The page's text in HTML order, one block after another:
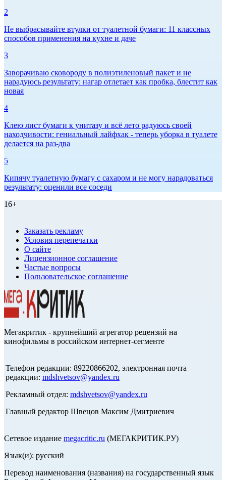
2
Не выбрасывайте втулки от туалетной бумаги: 11 классных
способов применения на кухне и даче
3
Заворачиваю сковороду в полиэтиленовый пакет и не
нарадуюсь результату: нагар отлетает как пробка, блестит как
новая
4
Клею лист бумаги к унитазу и всё лето радуюсь своей
находчивости: гениальный лайфхак - теперь уборка в туалете
делается на раз-два
5
Кипячу туалетную бумагу с сахаром и не могу нарадоваться
результату: оценили все соседи
16+
Заказать рекламу
Условия перепечатки
О сайте
Лицензионное соглашение
Частые вопросы
Пользовательское соглашение
Мегакритик - крупнейший агрегатор рецензий на
кинофильмы в российском интернет-сегменте
Телефон редакции: 89220866202, электронная почта
редакции: mdshvetsov@yandex.ru
Рекламный отдел: mdshvetsov@yandex.ru
Главный редактор Швецов Максим Дмитриевич
Сетевое издание megacritic.ru (МЕГАКРИТИК.РУ)
Язык(и): русский
Перевод наименования (названия) на государственный язык